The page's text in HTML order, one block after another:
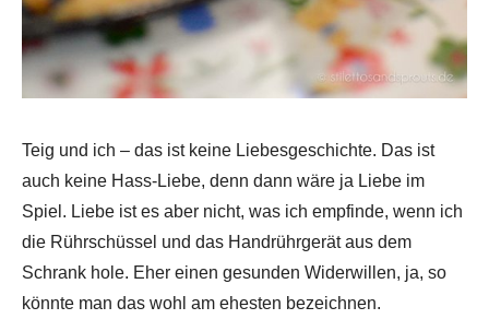
Teig und ich – das ist keine Liebesgeschichte. Das ist
auch keine Hass-Liebe, denn dann wäre ja Liebe im
Spiel. Liebe ist es aber nicht, was ich empfinde, wenn ich
die Rührschüssel und das Handrührgerät aus dem
Schrank hole. Eher einen gesunden Widerwillen, ja, so
könnte man das wohl am ehesten bezeichnen.